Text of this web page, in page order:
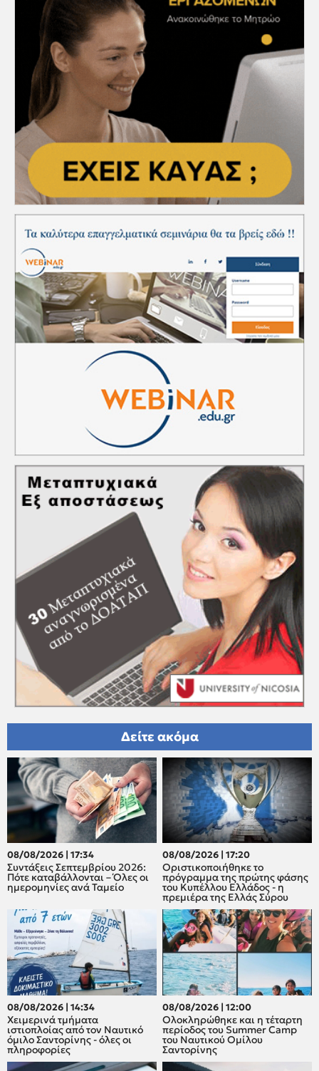
Δείτε ακόμα
08/08/2026 | 17:34
Συντάξεις Σεπτεμβρίου 2026:
Πότε καταβάλλονται – Όλες οι
ημερομηνίες ανά Ταμείο
08/08/2026 | 17:20
Οριστικοποιήθηκε το
πρόγραμμα της πρώτης φάσης
του Κυπέλλου Ελλάδος - η
πρεμιέρα της Ελλάς Σύρου
08/08/2026 | 14:34
Χειμερινά τμήματα
ιστιοπλοίας από τον Ναυτικό
όμιλο Σαντορίνης - όλες οι
πληροφορίες
08/08/2026 | 12:00
Oλοκληρώθηκε και η τέταρτη
περίοδος του Summer Camp
του Ναυτικού Ομίλου
Σαντορίνης